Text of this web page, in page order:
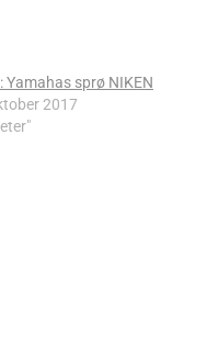
Yamahas sprø NIKEN
2017